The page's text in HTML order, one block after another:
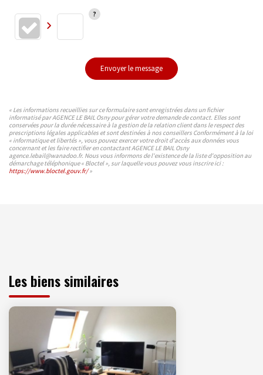
Envoyer le message
« Les informations recueillies sur ce formulaire sont enregistrées dans un fichier
informatisé par AGENCE LE BAIL Osny pour gérer votre demande de contact. Elles sont
conservées pour la durée nécessaire à la gestion de la relation client dans le respect des
prescriptions légales applicables et sont destinées à nos conseillers Conformément à la loi
« informatique et libertés », vous pouvez exercer votre droit d'accès aux données vous
concernant et les faire rectifier en contactant AGENCE LE BAIL Osny
agence.lebail@wanadoo.fr. Nous vous informons de l'existence de la liste d'opposition au
démarchage téléphonique « Bloctel », sur laquelle vous pouvez vous inscrire ici :
https://www.bloctel.gouv.fr/»
Les biens similaires